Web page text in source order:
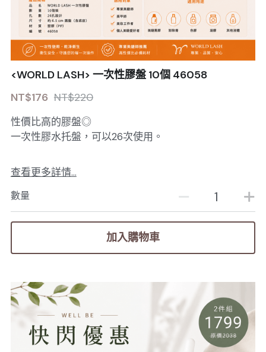
<WORLD LASH> 一次性膠盤 10個 46058
NT$176 NT$220
性價比高的膠盤◎
一次性膠水托盤，可以26次使用。
查看更多詳情...
數量
加入購物車